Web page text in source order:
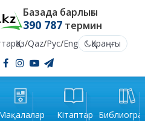
Базада барлығы
390 787термин
Қаз/Qaz/Рус/Eng
Қараңғы
Кітаптар